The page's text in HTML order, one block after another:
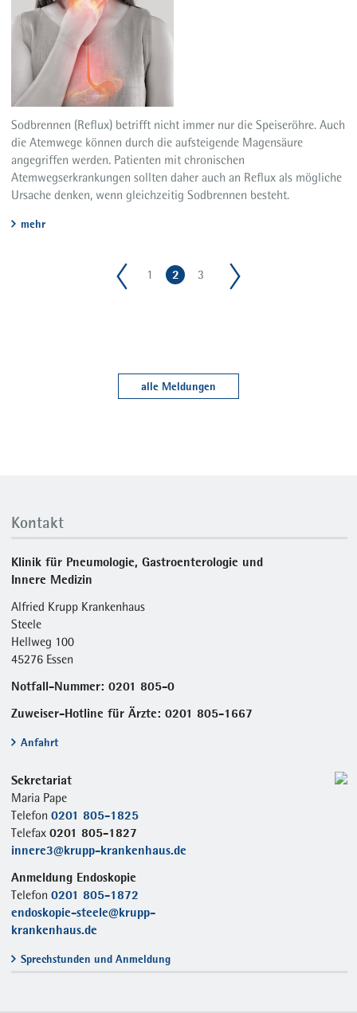
Sodbrennen (Reflux) betrifft nicht immer nur die Speiseröhre. Auch
die Atemwege können durch die aufsteigende Magensäure
angegriffen werden. Patienten mit chronischen
Atemwegserkrankungen sollten daher auch an Reflux als mögliche
Ursache denken, wenn gleichzeitig Sodbrennen besteht.
mehr
1 2 3
alle Meldungen
Kontakt
Klinik für Pneumologie, Gastroenterologie und
Innere Medizin
Alfried Krupp Krankenhaus
Steele
Hellweg 100
45276 Essen
Notfall-Nummer: 0201 805-0
Zuweiser-Hotline für Ärzte: 0201 805-1667
Anfahrt
Sekretariat
Maria Pape
Telefon0201 805-1825
Telefax0201 805-1827
innere3@krupp-krankenhaus.de
Anmeldung Endoskopie
Telefon0201 805-1872
endoskopie-steele@krupp-
krankenhaus.de
Sprechstunden und Anmeldung